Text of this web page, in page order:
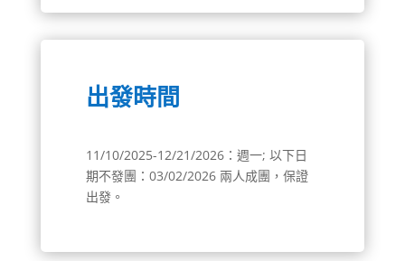
出發時間
11/10/2025-12/21/2026：週一; 以下日
期不發團：03/02/2026 兩人成團，保證
出發。